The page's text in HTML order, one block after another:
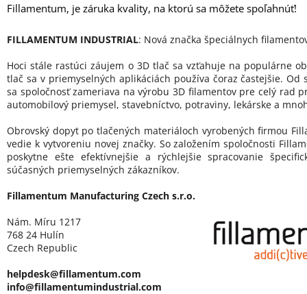
Fillamentum, je záruka kvality, na ktorú sa môžete spoľahnúť!
FILLAMENTUM INDUSTRIAL: Nová značka špeciálnych
Hoci stále rastúci záujem o 3D tlač sa vzťahuje na populárne
tlač sa v priemyselných aplikáciách používa čoraz častejšie. Od
sa spoločnosť zameriava na výrobu 3D filamentov pre celý rad
automobilový priemysel, stavebníctvo, potraviny, lekárske a
Obrovský dopyt po tlačených materiáloch vyrobených firmou
vedie k vytvoreniu novej značky. So založením spoločnosti
poskytne ešte efektívnejšie a rýchlejšie spracovanie
súčasných priemyselných zákazníkov.
Fillamentum Manufacturing Czech s.r.o.
Nám. Míru 1217
768 24 Hulín
Czech Republic
helpdesk@fillamentum.com
info@fillamentumindustrial.com